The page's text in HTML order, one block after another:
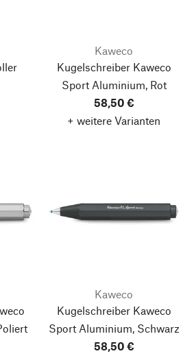
Kaweco
Kugelschreiber Kaweco
Sport Aluminium, Rot
58,50 €
+ weitere Varianten
Kaweco
Kugelschreiber Kaweco
Sport Aluminium, Schwarz
58,50 €